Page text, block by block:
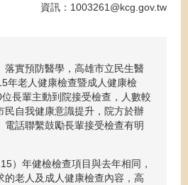
資訊：1003261@kcg.gov.tw
落實預防醫學，高雄市立民生醫
年老人健康檢查暨成人健康檢
長輩主動到院接受檢查，人數較
民自我健康意識提升，院方於辦
電話聯繫鼓勵長輩接受檢查有明
）年健檢檢查項目與去年相同，
的老人及成人健康檢查內容，高